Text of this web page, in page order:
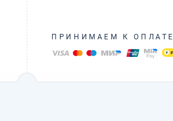
ПРИНИМАЕМ К ОПЛАТЕ